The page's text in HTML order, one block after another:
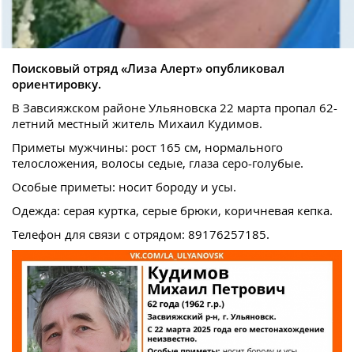
Поисковый отряд «Лиза Алерт» опубликовал
ориентировку.
В Завсияжском районе Ульяновска 22 марта пропал 62-
летний местный житель Михаил Кудимов.
Приметы мужчины: рост 165 см, нормального
телосложения, волосы седые, глаза серо-голубые.
Особые приметы: носит бороду и усы.
Одежда: серая куртка, серые брюки, коричневая кепка.
Телефон для связи с отрядом: 89176257185.